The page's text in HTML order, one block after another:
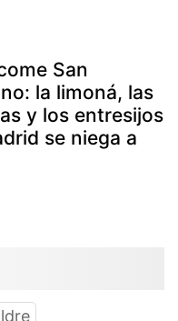
San
la limoná, las
y los entresijos
se niega a